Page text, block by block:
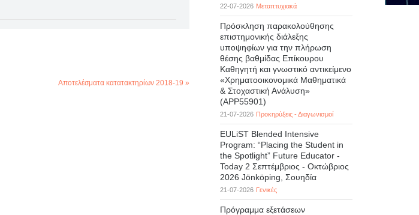
Αποτελέσματα κατατακτηρίων 2018-19 »
22-07-2026 Μεταπτυχιακά
Πρόσκληση παρακολούθησης
επιστημονικής διάλεξης
υποψηφίων για την πλήρωση
θέσης βαθμίδας Επίκουρου
Καθηγητή και γνωστικό αντικείμενο
«Χρηματοοικονομικά Μαθηματικά
& Στοχαστική Ανάλυση»
(APP55901)
21-07-2026 Προκηρύξεις - Διαγωνισμοί
EULiST Blended Intensive
Program: “Placing the Student in
the Spotlight” Future Educator -
Today 2 Σεπτέμβριος - Οκτώβριος
2026 Jönköping, Σουηδία
21-07-2026 Γενικές
Πρόγραμμα εξετάσεων